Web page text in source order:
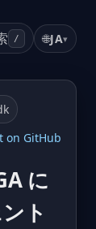
/ 🌐JA▾
on GitHub
に
ト